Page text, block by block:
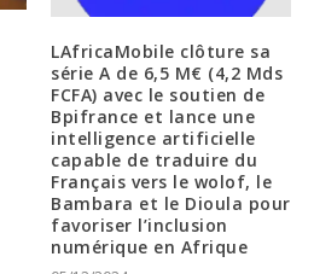
LAfricaMobile clôture sa
série A de 6,5 M€ (4,2 Mds
FCFA) avec le soutien de
Bpifrance et lance une
intelligence artificielle
capable de traduire du
Français vers le wolof, le
Bambara et le Dioula pour
favoriser l’inclusion
numérique en Afrique